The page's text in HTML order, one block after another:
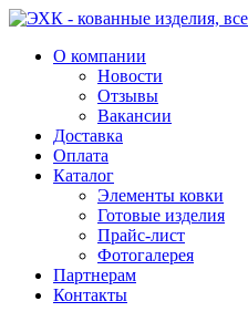
О компании
Новости
Отзывы
Вакансии
Доставка
Оплата
Каталог
Элементы ковки
Готовые изделия
Прайс-лист
Фотогалерея
Партнерам
Контакты